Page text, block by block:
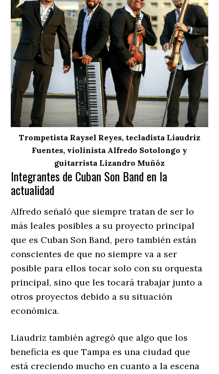
Trompetista Raysel Reyes, tecladista Liaudriz
Fuentes, violinista Alfredo Sotolongo y
guitarrista Lizandro Muñóz
Integrantes de Cuban Son Band en la
actualidad
Alfredo señaló que siempre tratan de ser lo
más leales posibles a su proyecto principal
que es Cuban Son Band, pero también están
conscientes de que no siempre va a ser
posible para ellos tocar solo con su orquesta
principal, sino que les tocará trabajar junto a
otros proyectos debido a su situación
económica.
Liaudriz también agregó que algo que los
beneficia es que Tampa es una ciudad que
está creciendo mucho en cuanto a la escena